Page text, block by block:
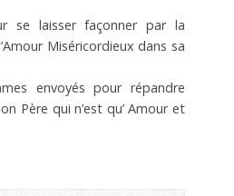
se laisser façonner par la
Miséricordieux dans sa
envoyés pour répandre
Père qui n’est qu’ Amour et